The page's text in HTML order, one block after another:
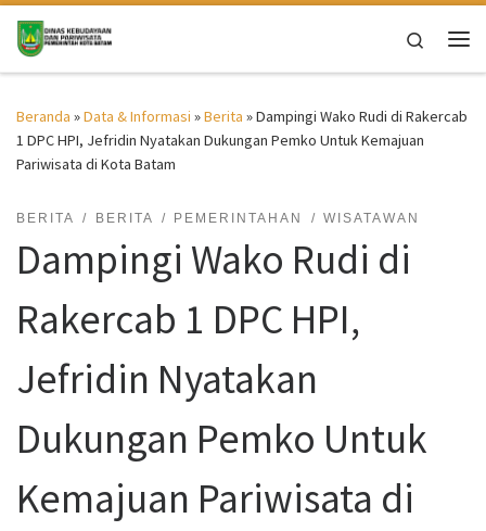
Skip to content
Search
Beranda »Data & Informasi »Berita »Dampingi Wako Rudi di Rakercab
1 DPC HPI, Jefridin Nyatakan Dukungan Pemko Untuk Kemajuan
Pariwisata di Kota Batam
BERITA BERITA PEMERINTAHAN WISATAWAN
Dampingi Wako Rudi di
Rakercab 1 DPC HPI,
Jefridin Nyatakan
Dukungan Pemko Untuk
Kemajuan Pariwisata di